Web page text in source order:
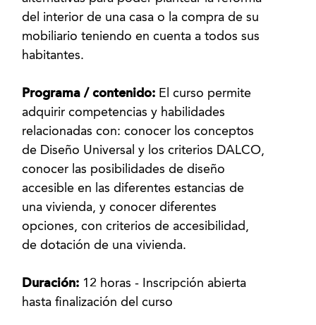
del interior de una casa o la compra de su
mobiliario teniendo en cuenta a todos sus
habitantes.
Programa / contenido: El curso permite
adquirir competencias y habilidades
relacionadas con: conocer los conceptos
de Diseño Universal y los criterios DALCO,
conocer las posibilidades de diseño
accesible en las diferentes estancias de
una vivienda, y conocer diferentes
opciones, con criterios de accesibilidad,
de dotación de una vivienda.
Duración: 12 horas - Inscripción abierta
hasta finalización del curso